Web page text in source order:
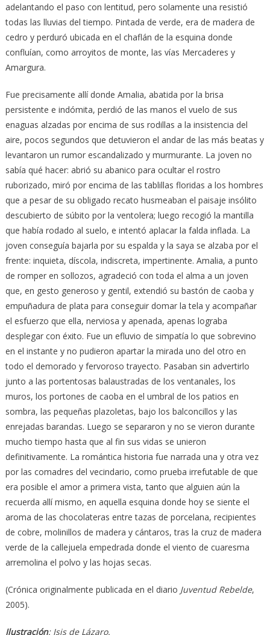
adelantando el paso con lentitud, pero solamente una resistió
todas las lluvias del tiempo. Pintada de verde, era de madera de
cedro y perduró ubicada en el chaflán de la esquina donde
confluían, como arroyitos de monte, las vías Mercaderes y
Amargura.
Fue precisamente allí donde Amalia, abatida por la brisa
persistente e indómita, perdió de las manos el vuelo de sus
enaguas alzadas por encima de sus rodillas a la insistencia del
aire, pocos segundos que detuvieron el andar de las más beatas y
levantaron un rumor escandalizado y murmurante. La joven no
sabía qué hacer: abrió su abanico para ocultar el rostro
ruborizado, miró por encima de las tablillas floridas a los hombres
que a pesar de su obligado recato husmeaban el paisaje insólito
descubierto de súbito por la ventolera; luego recogió la mantilla
que había rodado al suelo, e intentó aplacar la falda inflada. La
joven conseguía bajarla por su espalda y la saya se alzaba por el
frente: inquieta, díscola, indiscreta, impertinente. Amalia, a punto
de romper en sollozos, agradeció con toda el alma a un joven
que, en gesto generoso y gentil, extendió su bastón de caoba y
empuñadura de plata para conseguir domar la tela y acompañar
el esfuerzo que ella, nerviosa y apenada, apenas lograba
desplegar con éxito. Fue un efluvio de simpatía lo que sobrevino
en el instante y no pudieron apartar la mirada uno del otro en
todo el demorado y fervoroso trayecto. Pasaban sin advertirlo
junto a las portentosas balaustradas de los ventanales, los
muros, los portones de caoba en el umbral de los patios en
sombra, las pequeñas plazoletas, bajo los balconcillos y las
enrejadas barandas. Luego se separaron y no se vieron durante
mucho tiempo hasta que al fin sus vidas se unieron
definitivamente. La romántica historia fue narrada una y otra vez
por las comadres del vecindario, como prueba irrefutable de que
era posible el amor a primera vista, tanto que alguien aún la
recuerda allí mismo, en aquella esquina donde hoy se siente el
aroma de las chocolateras entre tazas de porcelana, recipientes
de cobre, molinillos de madera y cántaros, tras la cruz de madera
verde de la callejuela empedrada donde el viento de cuaresma
arremolina el polvo y las hojas secas.
(Crónica originalmente publicada en el diario Juventud Rebelde,
2005).
Ilustración: Isis de Lázaro.